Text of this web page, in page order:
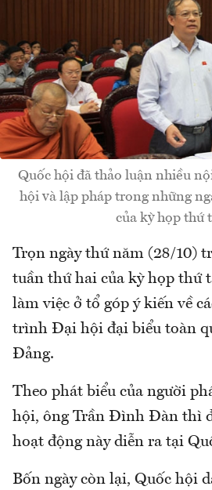
Quốc hội đã thảo luận nhiều
hội và lập pháp trong những
của kỳ họp thứ
Trọn ngày thứ năm (28/10)
tuần thứ hai của kỳ họp thứ
làm việc ở tổ góp ý kiến về
trình Đại hội đại biểu toàn
Đảng.
Theo phát biểu của người
hội, ông Trần Đình Đàn thì
hoạt động này diễn ra tại
Bốn ngày còn lại, Quốc hội